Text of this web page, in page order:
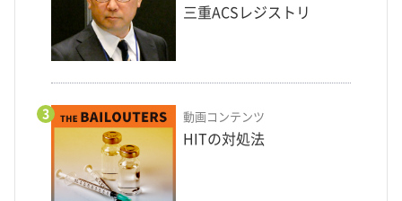
三重ACSレジストリ
3 動画コンテンツ
HITの対処法